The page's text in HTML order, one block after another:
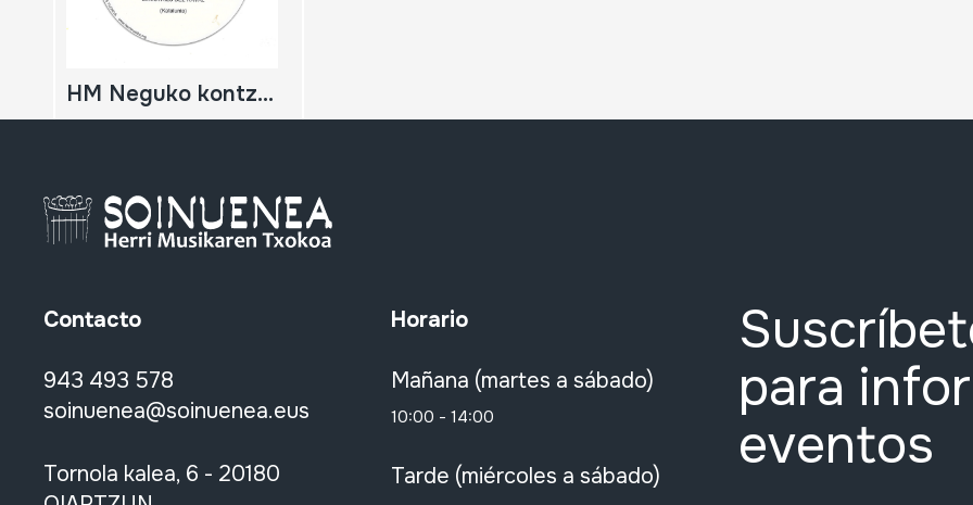
HM Neguko kontzertua; 2011-02-05; Oiartzun; Herri Musikaren Txokoa; Ministrils del Raval
Contacto
943 493 578
soinuenea@soinuenea.eus
Tornola kalea, 6 - 20180
Horario
Mañana (martes a sábado)
10:00 - 14:00
Tarde (miércoles a sábado)
para
eventos